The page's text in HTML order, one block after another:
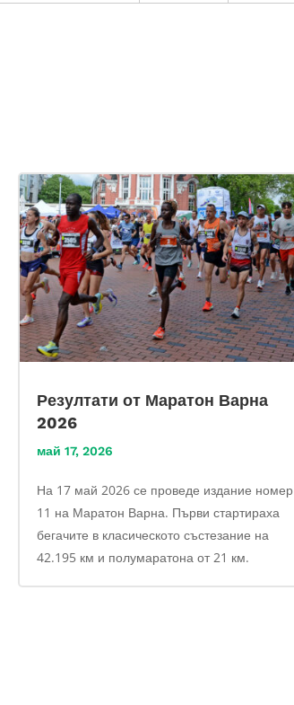
Резултати от Маратон Варна
2026
май 17, 2026
На 17 май 2026 се проведе издание номер
11 на Маратон Варна. Първи стартираха
бегачите в класическото състезание на
42.195 км и полумаратона от 21 км.